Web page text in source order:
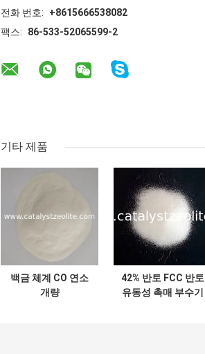
전화 번호:
+8615666538082
팩스:
86-533-52065599-2
기타 제품
백금 체계 CO 연소
개량
42% 반토 FCC 반토
유동성 촉매 부수기